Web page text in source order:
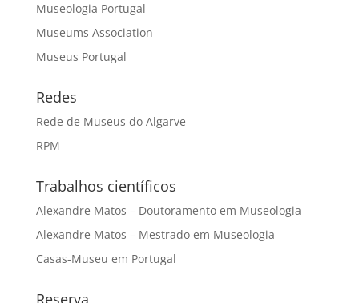
Museologia Portugal
Museums Association
Museus Portugal
Redes
Rede de Museus do Algarve
RPM
Trabalhos científicos
Alexandre Matos – Doutoramento em Museologia
Alexandre Matos – Mestrado em Museologia
Casas-Museu em Portugal
Reserva